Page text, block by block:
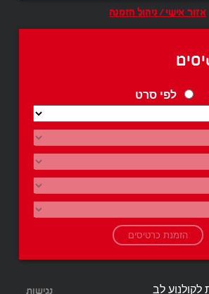
אזור אישי / ניהול הזמנה
לפי סרט
לקולנוע לב נגישות